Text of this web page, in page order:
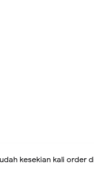
murah banget,